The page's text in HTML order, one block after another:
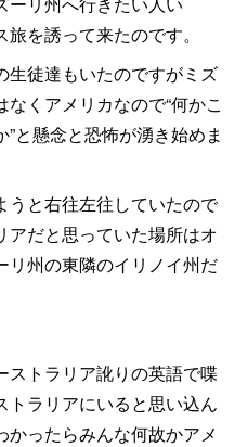
を誘って来たのです。
生徒達もいたのですがミズ
くアメリカなので“何かこ
と懸念と恐怖が湧き始めま
うと右往左往していたので
アだと思っていた場所はオ
リ州の東隣のイリノイ州だ
ストラリア訛りの英語で喋
トラリアにいると思い込ん
ったらみんな何故かアメ